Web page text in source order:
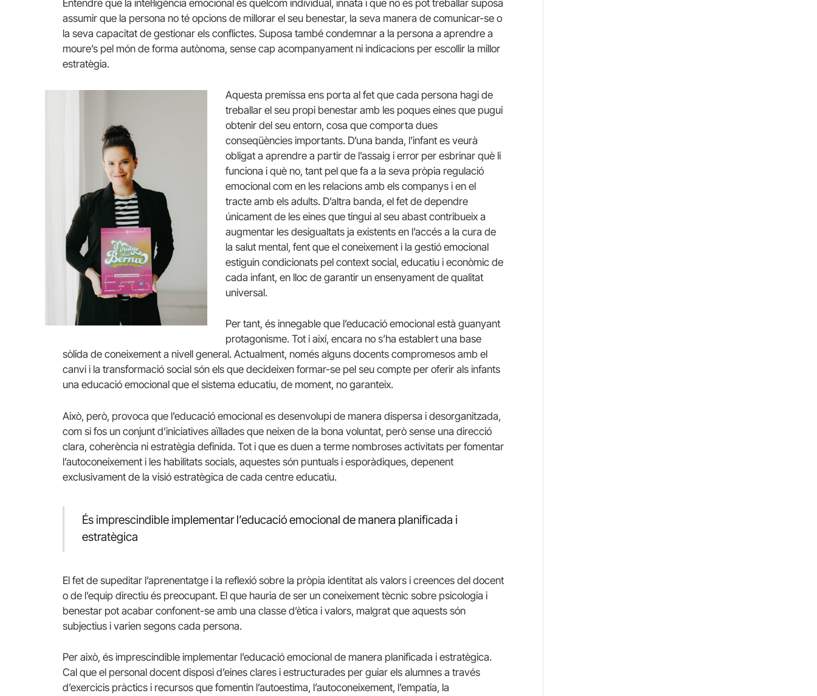
Entendre que la intel·ligència emocional és quelcom individual, innata i que no es pot treballar suposa
assumir que la persona no té opcions de millorar el seu benestar, la seva manera de comunicar-se o
la seva capacitat de gestionar els conflictes. Suposa també condemnar a la persona a aprendre a
moure’s pel món de forma autònoma, sense cap acompanyament ni indicacions per escollir la millor
estratègia.
Aquesta premissa ens porta al fet que cada persona hagi de
treballar el seu propi benestar amb les poques eines que pugui
obtenir del seu entorn, cosa que comporta dues
conseqüències importants. D’una banda, l’infant es veurà
obligat a aprendre a partir de l’assaig i error per esbrinar què li
funciona i què no, tant pel que fa a la seva pròpia regulació
emocional com en les relacions amb els companys i en el
tracte amb els adults. D’altra banda, el fet de dependre
únicament de les eines que tingui al seu abast contribueix a
augmentar les desigualtats ja existents en l’accés a la cura de
la salut mental, fent que el coneixement i la gestió emocional
estiguin condicionats pel context social, educatiu i econòmic de
cada infant, en lloc de garantir un ensenyament de qualitat
universal.
Per tant, és innegable que l’educació emocional està guanyant
protagonisme. Tot i així, encara no s’ha establert una base
sòlida de coneixement a nivell general. Actualment, només alguns docents compromesos amb el
canvi i la transformació social són els que decideixen formar-se pel seu compte per oferir als infants
una educació emocional que el sistema educatiu, de moment, no garanteix.
Això, però, provoca que l’educació emocional es desenvolupi de manera dispersa i desorganitzada,
com si fos un conjunt d’iniciatives aïllades que neixen de la bona voluntat, però sense una direcció
clara, coherència ni estratègia definida. Tot i que es duen a terme nombroses activitats per fomentar
l’autoconeixement i les habilitats socials, aquestes són puntuals i esporàdiques, depenent
exclusivament de la visió estratègica de cada centre educatiu.
És imprescindible implementar l’educació emocional de manera planificada i
estratègica
El fet de supeditar l’aprenentatge i la reflexió sobre la pròpia identitat als valors i creences del docent
o de l’equip directiu és preocupant. El que hauria de ser un coneixement tècnic sobre psicologia i
benestar pot acabar confonent-se amb una classe d’ètica i valors, malgrat que aquests són
subjectius i varien segons cada persona.
Per això, és imprescindible implementar l’educació emocional de manera planificada i estratègica.
Cal que el personal docent disposi d’eines clares i estructurades per guiar els alumnes a través
d’exercicis pràctics i recursos que fomentin l’autoestima, l’autoconeixement, l’empatia, la